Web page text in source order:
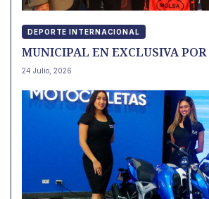
DEPORTE INTERNACIONAL
MUNICIPAL EN EXCLUSIVA
24 Julio, 2026